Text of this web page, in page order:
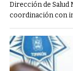
Dirección de Salud
coordinación con